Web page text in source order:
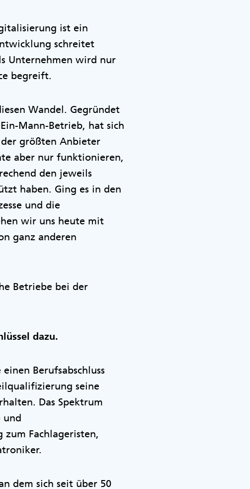
ist ein
schreitet
Unternehmen wird nur
begreift.
Wandel. Gegründet
Mann-Betrieb, hat sich
größten Anbieter
aber nur funktionieren,
den jeweils
haben. Ging es in den
und die
wir uns heute mit
ganz anderen
Betriebe bei der
dazu.
Berufsabschluss
seine
Das Spektrum
und
Fachlageristen,
dem sich seit über 50